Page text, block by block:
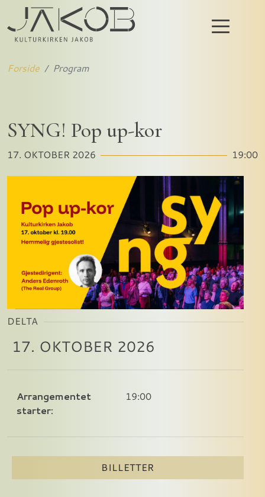
Forside Program
SYNG! Pop up-kor
17. OKTOBER 2026 19:00
DELTA
17. OKTOBER 2026
Arrangementet
starter:
19:00
BILLETTER